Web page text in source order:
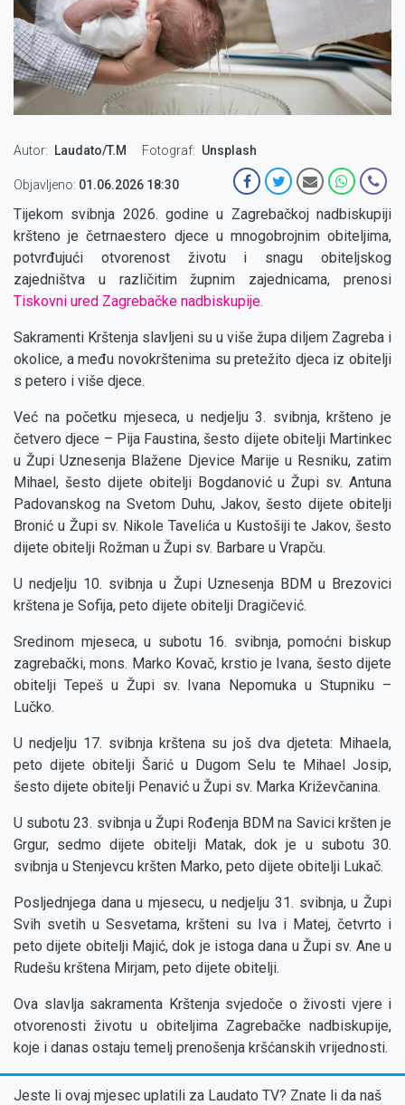
Autor Laudato/T.M Fotograf Unsplash
Objavljeno: 01.06.2026 18:30
Tijekom svibnja 2026. godine u Zagrebačkoj nadbiskupiji
kršteno je četrnaestero djece u mnogobrojnim obiteljima,
potvrđujući otvorenost životu i snagu obiteljskog
zajedništva u različitim župnim zajednicama, prenosi
Tiskovni ured Zagrebačke nadbiskupije.
Sakramenti Krštenja slavljeni su u više župa diljem Zagreba i
okolice, a među novokrštenima su pretežito djeca iz obitelji
s petero i više djece.
Već na početku mjeseca, u nedjelju 3. svibnja, kršteno je
četvero djece – Pija Faustina, šesto dijete obitelji Martinkec
u Župi Uznesenja Blažene Djevice Marije u Resniku, zatim
Mihael, šesto dijete obitelji Bogdanović u Župi sv. Antuna
Padovanskog na Svetom Duhu, Jakov, šesto dijete obitelji
Bronić u Župi sv. Nikole Tavelića u Kustošiji te Jakov, šesto
dijete obitelji Rožman u Župi sv. Barbare u Vrapču.
U nedjelju 10. svibnja u Župi Uznesenja BDM u Brezovici
krštena je Sofija, peto dijete obitelji Dragičević.
Sredinom mjeseca, u subotu 16. svibnja, pomoćni biskup
zagrebački, mons. Marko Kovač, krstio je Ivana, šesto dijete
obitelji Tepeš u Župi sv. Ivana Nepomuka u Stupniku –
Lučko.
U nedjelju 17. svibnja krštena su još dva djeteta: Mihaela,
peto dijete obitelji Šarić u Dugom Selu te Mihael Josip,
šesto dijete obitelji Penavić u Župi sv. Marka Križevčanina.
U subotu 23. svibnja u Župi Rođenja BDM na Savici kršten je
Grgur, sedmo dijete obitelji Matak, dok je u subotu 30.
svibnja u Stenjevcu kršten Marko, peto dijete obitelji Lukač.
Posljednjega dana u mjesecu, u nedjelju 31. svibnja, u Župi
Svih svetih u Sesvetama, kršteni su Iva i Matej, četvrto i
peto dijete obitelji Majić, dok je istoga dana u Župi sv. Ane u
Rudešu krštena Mirjam, peto dijete obitelji.
Ova slavlja sakramenta Krštenja svjedoče o živosti vjere i
otvorenosti životu u obiteljima Zagrebačke nadbiskupije,
koje i danas ostaju temelj prenošenja kršćanskih vrijednosti.
Jeste li ovaj mjesec uplatili za Laudato TV? Znate li da naš